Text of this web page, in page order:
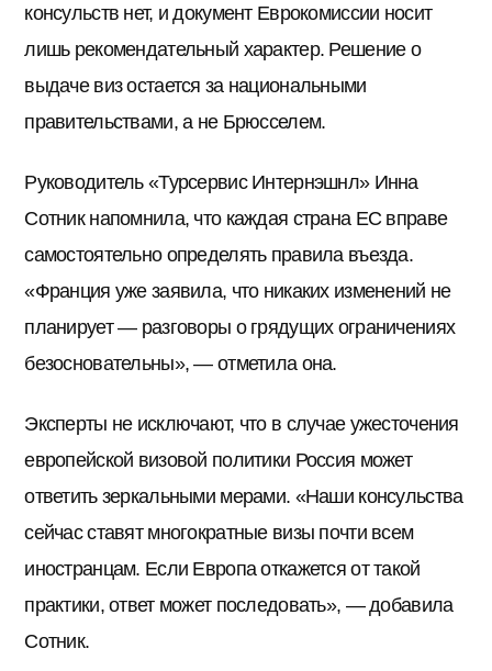
консульств нет, и документ Еврокомиссии носит
лишь рекомендательный характер. Решение о
выдаче виз остается за национальными
правительствами, а не Брюсселем.
Руководитель «Турсервис Интернэшнл» Инна
Сотник напомнила, что каждая страна ЕС вправе
самостоятельно определять правила въезда.
«Франция уже заявила, что никаких изменений не
планирует — разговоры о грядущих ограничениях
безосновательны», — отметила она.
Эксперты не исключают, что в случае ужесточения
европейской визовой политики Россия может
ответить зеркальными мерами. «Наши консульства
сейчас ставят многократные визы почти всем
иностранцам. Если Европа откажется от такой
практики, ответ может последовать», — добавила
Сотник.